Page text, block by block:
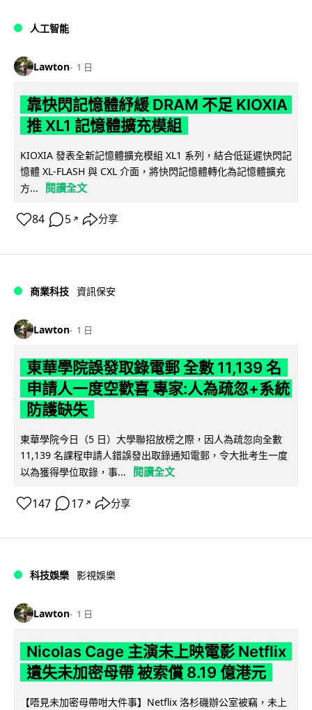
人工智能
Lawton 1 日
靠快閃記憶體紓緩 DRAM 不足 KIOXIA
推 XL1 記憶體擴充模組
KIOXIA 發表全新記憶體擴充模組 XL1 系列，結合低延遲快閃記
憶體 XL-FLASH 與 CXL 介面，將快閃記憶體轉化為記憶體擴充
方...
閱讀全文
84 5 ↗ 分享
商業科技 資訊保安
Lawton 1 日
東華學院誤發取錄電郵 全數 11,139 名
申請人一度空歡喜 專家:人為疏忽+系統
防護缺失
東華學院今日（5 日）大學聯招放榜之際，因人為疏忽向全數
11,139 名課程申請人錯誤發出取錄通知電郵，令大批考生一度
以為獲得學位取錄，事...
閱讀全文
147 17 ↗ 分享
科技娛樂 影視娛樂
Lawton 1 日
Nicolas Cage 主演未上映電影 Netflix
遺失未加密母帶 被索償 8.19 億港元
【唔見未加密母帶咁大件事】Netflix 洛杉磯辦公室被竊，未上